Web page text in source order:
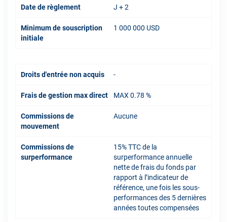
Date de règlement J + 2
Minimum de souscription
initiale
1 000 000 USD
Droits d'entrée non acquis -
Frais de gestion max direct MAX 0.78 %
Commissions de
mouvement
Aucune
Commissions de
surperformance
15% TTC de la
surperformance annuelle
nette de frais du fonds par
rapport à l’indicateur de
référence, une fois les sous-
performances des 5 dernières
années toutes compensées